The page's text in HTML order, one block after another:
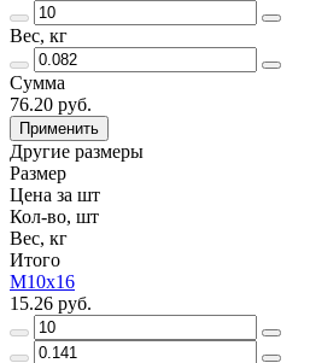
Вес, кг
Сумма
76.20 руб.
Применить
Другие размеры
Размер
Цена за шт
Кол-во, шт
Вес, кг
Итого
М10х16
15.26 руб.